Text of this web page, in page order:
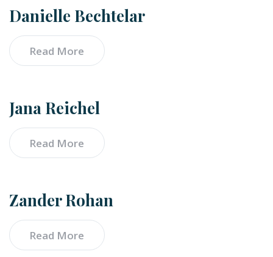
Danielle Bechtelar
Read More
Jana Reichel
Read More
Zander Rohan
Read More